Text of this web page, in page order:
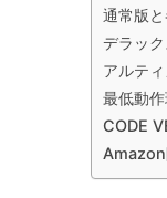
通常版
デラッ
アルテ
最低動
CODE
Amazon